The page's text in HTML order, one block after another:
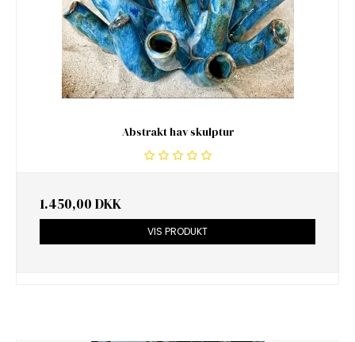
Abstrakt hav skulptur
1.450,00 DKK
VIS PRODUKT